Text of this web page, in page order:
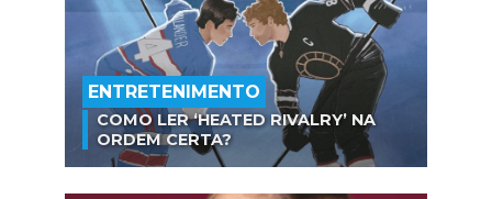
ENTRETENIMENTO
COMO LER ‘HEATED RIVALRY’ NA
ORDEM CERTA?